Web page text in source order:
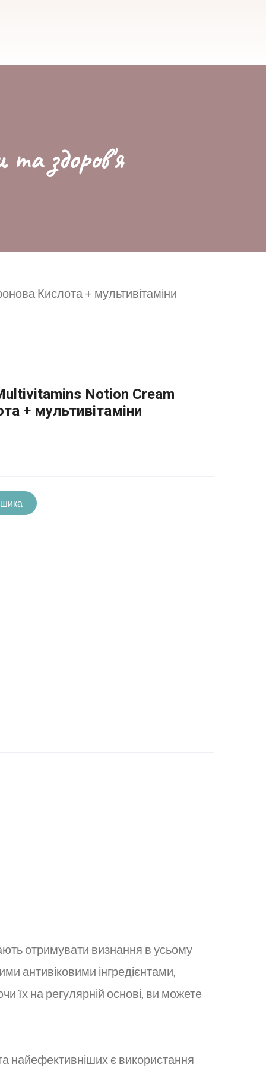
та здоров'я
Кислота + мультивітаміни
Notion Cream
+ мультивітаміни
отримувати визнання в усьому
антивіковими інгредієнтами,
їх на регулярній основі, ви можете
найефективніших є використання